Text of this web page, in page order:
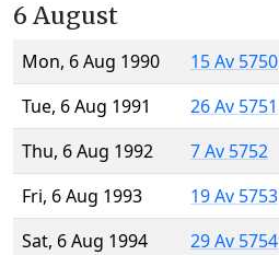
6 August
Mon, 6 Aug 1990
15 Av 5750
Tue, 6 Aug 1991
26 Av 5751
Thu, 6 Aug 1992
7 Av 5752
Fri, 6 Aug 1993
19 Av 5753
Sat, 6 Aug 1994
29 Av 5754